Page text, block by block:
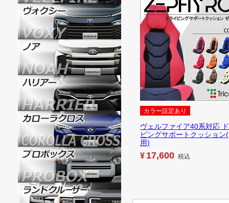
カラー設定あり
ヴェルファイア40系対応
ビングサポートクッション
用)
¥ 17,600 税込